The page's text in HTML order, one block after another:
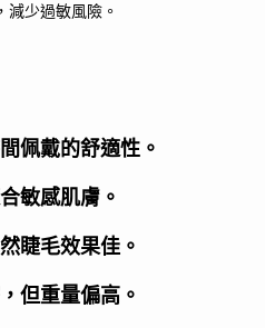
少過敏風險。
佩戴的舒適性。
敏感肌膚。
睫毛效果佳。
但重量偏高。